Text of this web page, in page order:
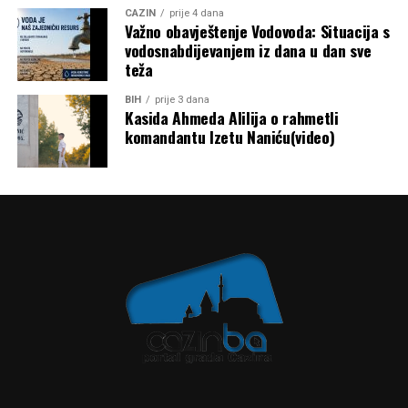
CAZIN prije 4 dana
Važno obavještenje Vodovoda: Situacija s
vodosnabdijevanjem iz dana u dan sve
teža
BIH prije 3 dana
Kasida Ahmeda Alilija o rahmetli
komandantu Izetu Naniću(video)